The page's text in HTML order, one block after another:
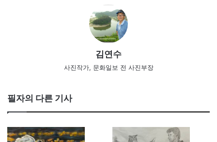
김연수
사진작가, 문화일보 전 사진부장
필자의 다른 기사